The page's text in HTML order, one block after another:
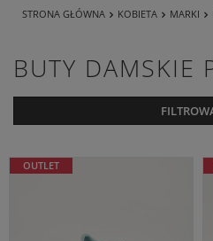
STRONA GŁÓWNA KOBIETA MARKI
BUTY DAMSKIE
OUTLET